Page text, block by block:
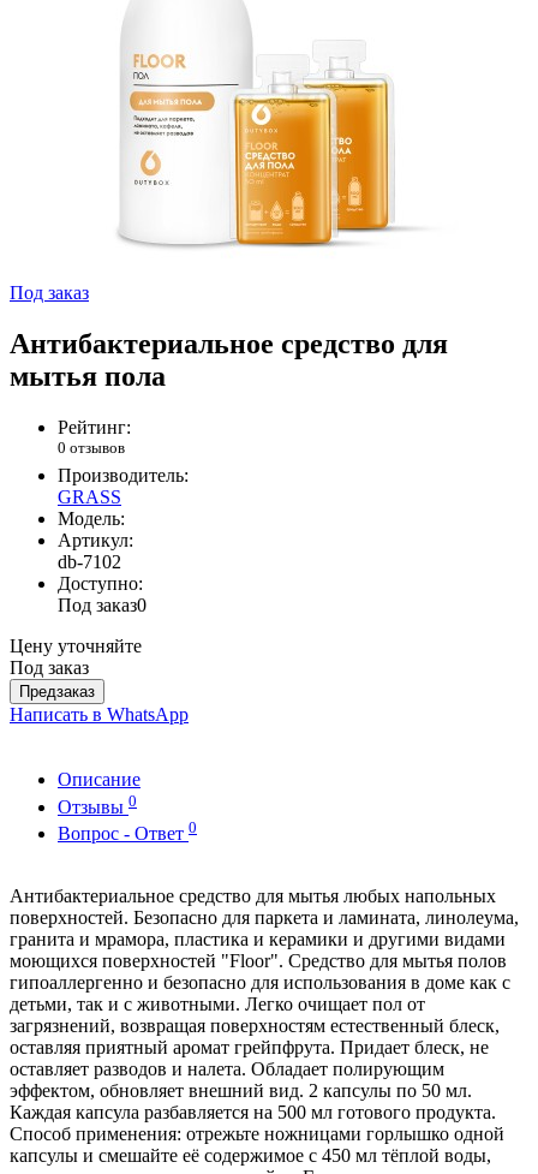
Под заказ
Антибактериальное средство для
мытья пола
Рейтинг:
0 отзывов
Производитель:
GRASS
Модель:
Артикул:
db-7102
Доступно:
Под заказ0
Цену уточняйте
Под заказ
Предзаказ
Написать в WhatsApp
Описание
Отзывы 0
Вопрос - Ответ 0
Антибактериальное средство для мытья любых напольных
поверхностей. Безопасно для паркета и ламината, линолеума,
гранита и мрамора, пластика и керамики и другими видами
моющихся поверхностей "Floor". Средство для мытья полов
гипоаллергенно и безопасно для использования в доме как с
детьми, так и с животными. Легко очищает пол от
загрязнений, возвращая поверхностям естественный блеск,
оставляя приятный аромат грейпфрута. Придает блеск, не
оставляет разводов и налета. Обладает полирующим
эффектом, обновляет внешний вид. 2 капсулы по 50 мл.
Каждая капсула разбавляется на 500 мл готового продукта.
Способ применения: отрежьте ножницами горлышко одной
капсулы и смешайте её содержимое с 450 мл тёплой воды,